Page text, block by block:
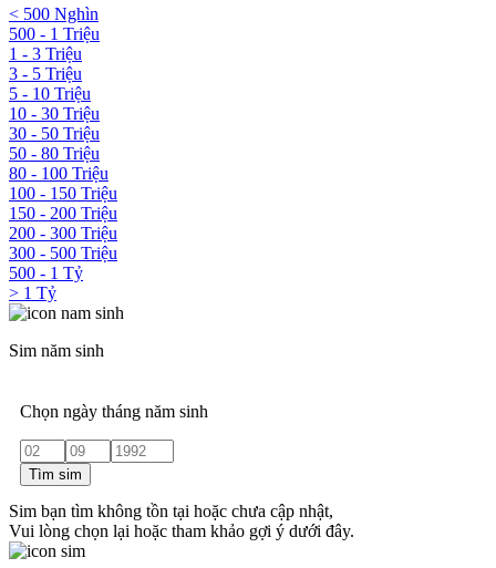
< 500 Nghìn
500 - 1 Triệu
1 - 3 Triệu
3 - 5 Triệu
5 - 10 Triệu
10 - 30 Triệu
30 - 50 Triệu
50 - 80 Triệu
80 - 100 Triệu
100 - 150 Triệu
150 - 200 Triệu
200 - 300 Triệu
300 - 500 Triệu
500 - 1 Tỷ
> 1 Tỷ
Sim năm sinh
Chọn ngày tháng năm sinh
Tìm sim
Sim bạn tìm không tồn tại hoặc chưa cập nhật,
Vui lòng chọn lại hoặc tham khảo gợi ý dưới đây.